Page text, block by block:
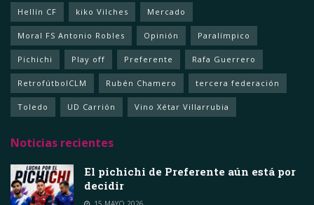
Hellín CF kiko Vilches Mercado
Moral FS Antonio Robles Opinión Paralímpico
Pichichi Play off Preferente Rafa Guerrero
RetrofútbolCLM Rubén Chamero tercera federación
Toledo UD Carrión Vino Xétar Villarrubia
Noticias recientes
El pichichi de Preferente aún está por
decidir